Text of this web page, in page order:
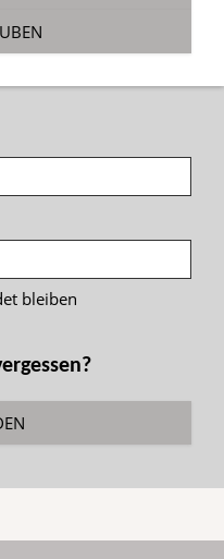
E-Mail-Adresse
bleiben